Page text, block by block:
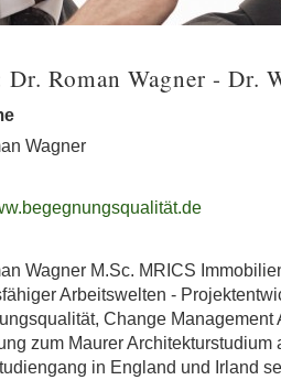
Roman Wagner - Dr.
Wagner
Wagner M.Sc. MRICS
Arbeitswelten -
Change Management
zum Maurer Architekturstudium
in England und Irland